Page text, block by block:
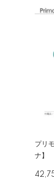
プリ
ナ】